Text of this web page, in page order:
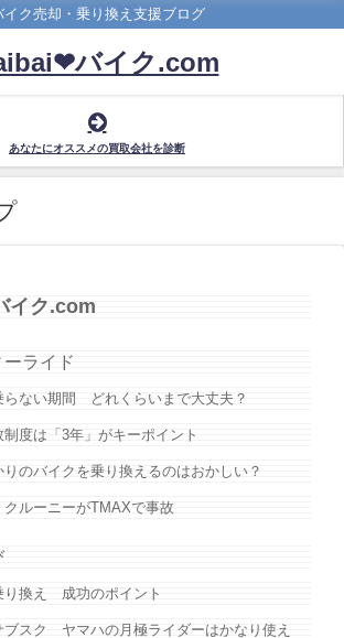
イク売却・乗り換え支援ブログ
バイク.com
あなたにオススメの買取会社を診断
イク.com
ライド
らない期間 どれくらいまで大丈夫？
度は「3年」がキーポイント
りのバイクを乗り換えるのはおかしい？
クルーニーがTMAXで事故
り換え 成功のポイント
ブスク ヤマハの月極ライダーはかなり使え